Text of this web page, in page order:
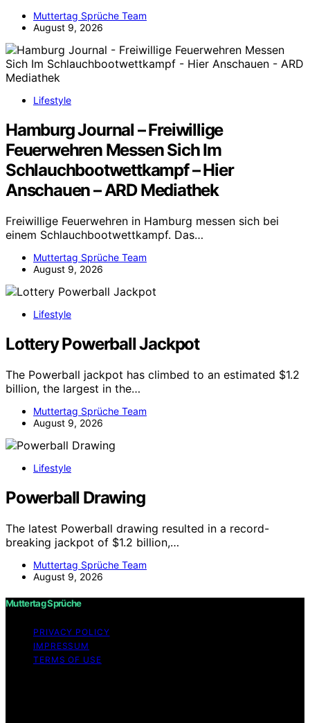
Muttertag Sprüche Team
August 9, 2026
Lifestyle
Hamburg Journal – Freiwillige
Feuerwehren Messen Sich Im
Schlauchbootwettkampf – Hier
Anschauen – ARD Mediathek
Freiwillige Feuerwehren in Hamburg messen sich bei
einem Schlauchbootwettkampf. Das…
Muttertag Sprüche Team
August 9, 2026
Lifestyle
Lottery Powerball Jackpot
The Powerball jackpot has climbed to an estimated $1.2
billion, the largest in the…
Muttertag Sprüche Team
August 9, 2026
Lifestyle
Powerball Drawing
The latest Powerball drawing resulted in a record-
breaking jackpot of $1.2 billion,…
Muttertag Sprüche Team
August 9, 2026
Muttertag Sprüche
PRIVACY POLICY
IMPRESSUM
TERMS OF USE